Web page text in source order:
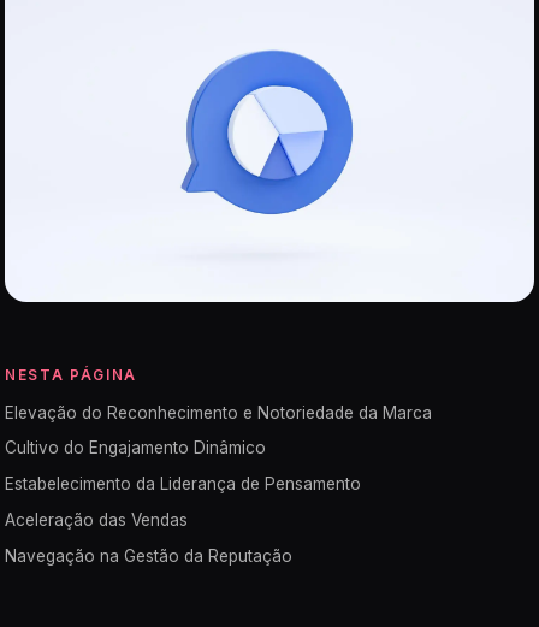
NESTA PÁGINA
Elevação do Reconhecimento e Notoriedade da Marca
Cultivo do Engajamento Dinâmico
Estabelecimento da Liderança de Pensamento
Aceleração das Vendas
Navegação na Gestão da Reputação